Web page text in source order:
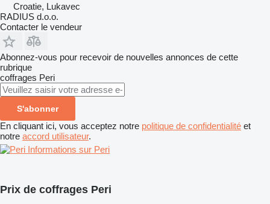
Croatie, Lukavec
RADIUS d.o.o.
Contacter le vendeur
Abonnez-vous pour recevoir de nouvelles annonces de cette
rubrique
coffrages Peri
S'abonner
En cliquant ici, vous acceptez notre politique de confidentialité et
notre accord utilisateur.
Informations sur Peri
Prix de coffrages Peri